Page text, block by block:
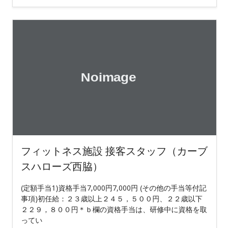
フィットネス施設 接客スタッフ（カーブ
スハローズ西脇）
(定額手当1)資格手当7,000円7,000円 (その他の手当等付記
事項)初任給：２３歳以上２４５，５００円、２２歳以下
２２９，８００円＊ｂ欄の資格手当は、研修中に資格を取
ってい